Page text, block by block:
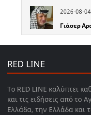
2026-08-04
Γιάσερ
RED LINE
Το RED LINE καλύπτει
και τις ειδήσεις από το
Ελλάδα, την Ελλάδα και